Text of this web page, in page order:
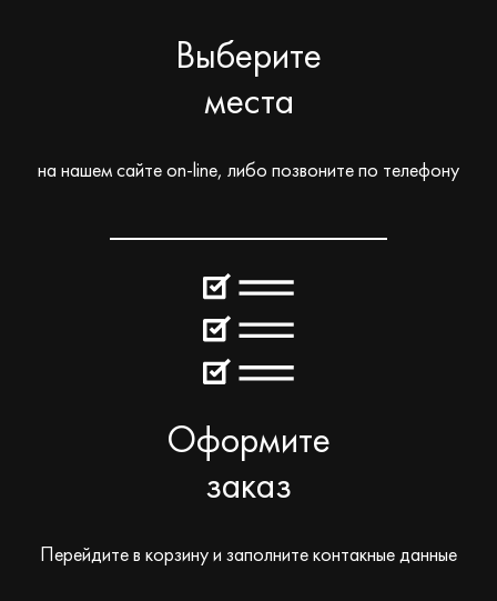
Выберите
места
на нашем сайте on-line, либо позвоните по телефону
Оформите
заказ
Перейдите в корзину и заполните контакные данные